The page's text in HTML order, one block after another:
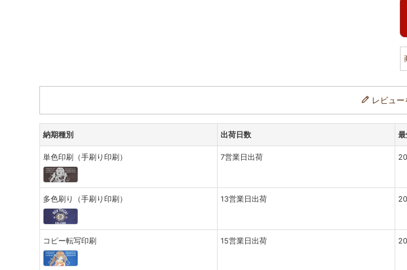
レビュー
納期種別 出荷日数 最
単色印刷（手刷り印刷） 7営業日出荷
多色刷り（手刷り印刷） 13営業日出荷
コピー転写印刷 15営業日出荷